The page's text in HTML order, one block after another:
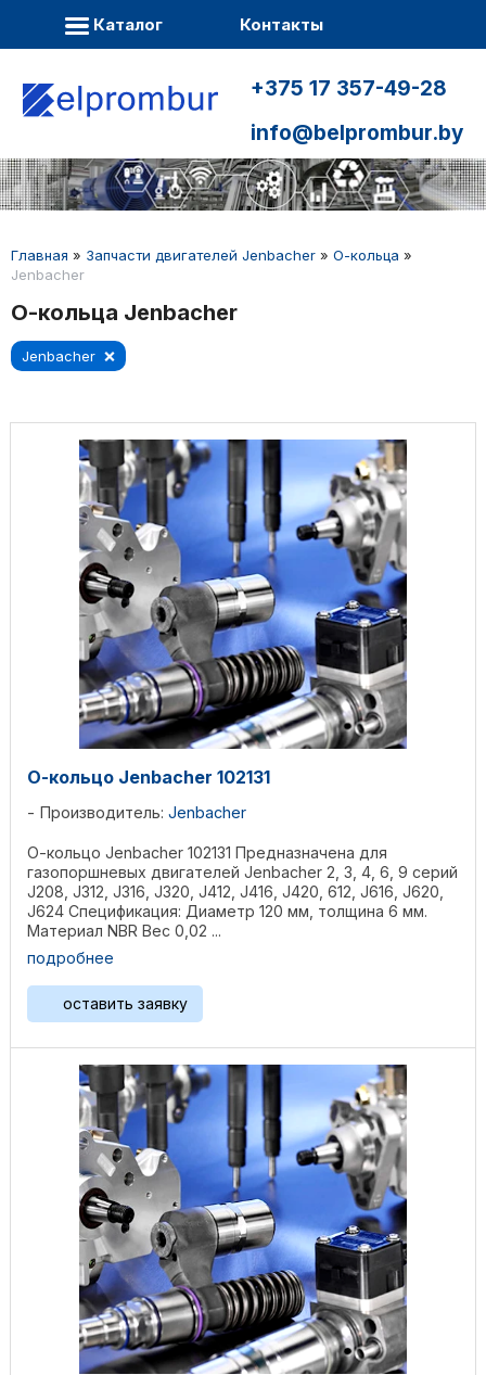
Каталог Контакты
+375 17 357-49-28
info@belprombur.by
Главная » Запчасти двигателей Jenbacher » О-кольца »
Jenbacher
О-кольца Jenbacher
Jenbacher
О-кольцо Jenbacher 102131
Производитель: Jenbacher
О-кольцо Jenbacher 102131 Предназначена для
газопоршневых двигателей Jenbacher 2, 3, 4, 6, 9 серий
J208, J312, J316, J320, J412, J416, J420, 612, J616, J620,
J624 Спецификация: Диаметр 120 мм, толщина 6 мм.
Материал NBR Вес 0,02 ...
подробнее
оставить заявку